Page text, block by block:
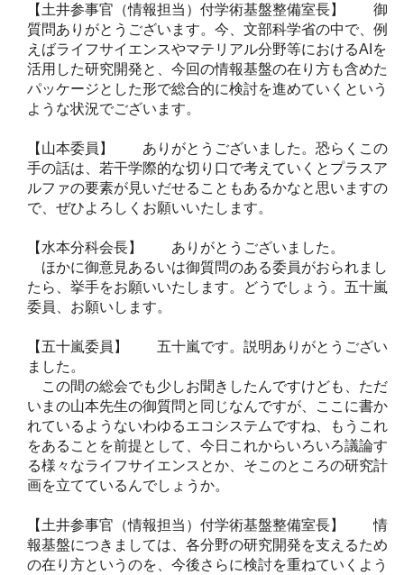
【土井参事官（情報担当）付学術基盤整備室長】 御
質問ありがとうございます。今、文部科学省の中で、例
えばライフサイエンスやマテリアル分野等におけるAIを
活用した研究開発と、今回の情報基盤の在り方も含めた
パッケージとした形で総合的に検討を進めていくという
ような状況でございます。
【山本委員】 ありがとうございました。恐らくこの
手の話は、若干学際的な切り口で考えていくとプラスア
ルファの要素が見いだせることもあるかなと思いますの
で、ぜひよろしくお願いいたします。
【水本分科会長】 ありがとうございました。
ほかに御意見あるいは御質問のある委員がおられまし
たら、挙手をお願いいたします。どうでしょう。五十嵐
委員、お願いします。
【五十嵐委員】 五十嵐です。説明ありがとうござい
ました。
この間の総会でも少しお聞きしたんですけども、ただ
いまの山本先生の御質問と同じなんですが、ここに書か
れているようないわゆるエコシステムですね、もうこれ
をあることを前提として、今日これからいろいろ議論す
る様々なライフサイエンスとか、そこのところの研究計
画を立てているんでしょうか。
【土井参事官（情報担当）付学術基盤整備室長】 情
報基盤につきましては、各分野の研究開発を支えるため
の在り方というのを、今後さらに検討を重ねていくよう